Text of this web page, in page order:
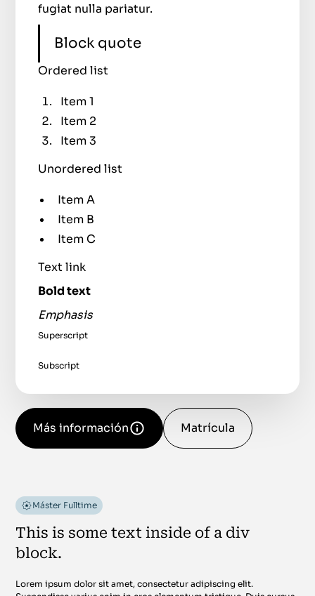
fugiat nulla pariatur.
Block quote
Ordered list
Item 1
Item 2
Item 3
Unordered list
Item A
Item B
Item C
Text link
Bold text
Emphasis
Superscript
Subscript
Más información Matrícula
Máster Fulltime
This is some text inside of a div
block.
Lorem ipsum dolor sit amet, consectetur adipiscing elit.